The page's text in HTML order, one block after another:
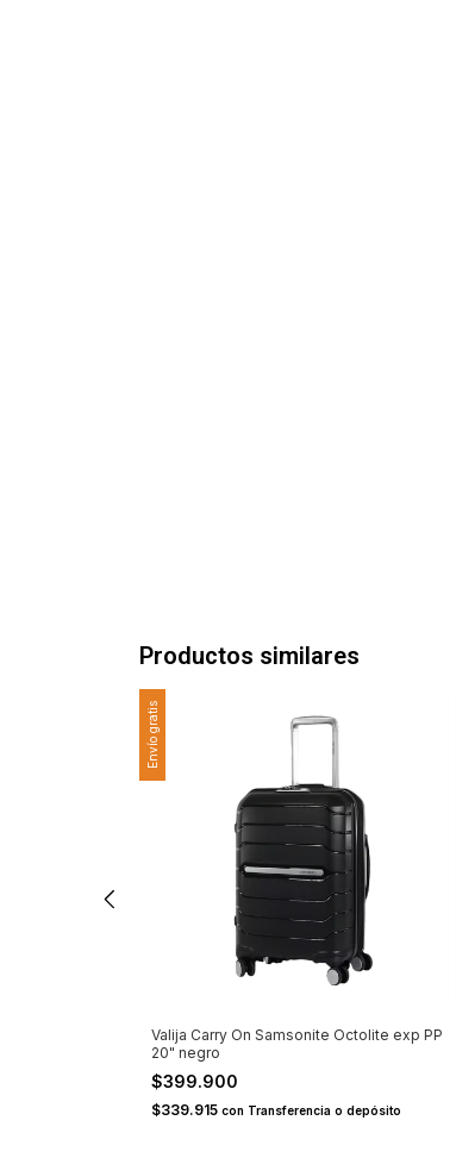
Productos similares
Envío gratis
Valija Carry On Samsonite Octolite exp PP
20" negro
$399.900
$339.915 con Transferencia o depósito